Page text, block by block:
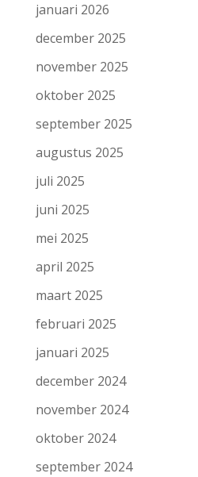
januari 2026
december 2025
november 2025
oktober 2025
september 2025
augustus 2025
juli 2025
juni 2025
mei 2025
april 2025
maart 2025
februari 2025
januari 2025
december 2024
november 2024
oktober 2024
september 2024